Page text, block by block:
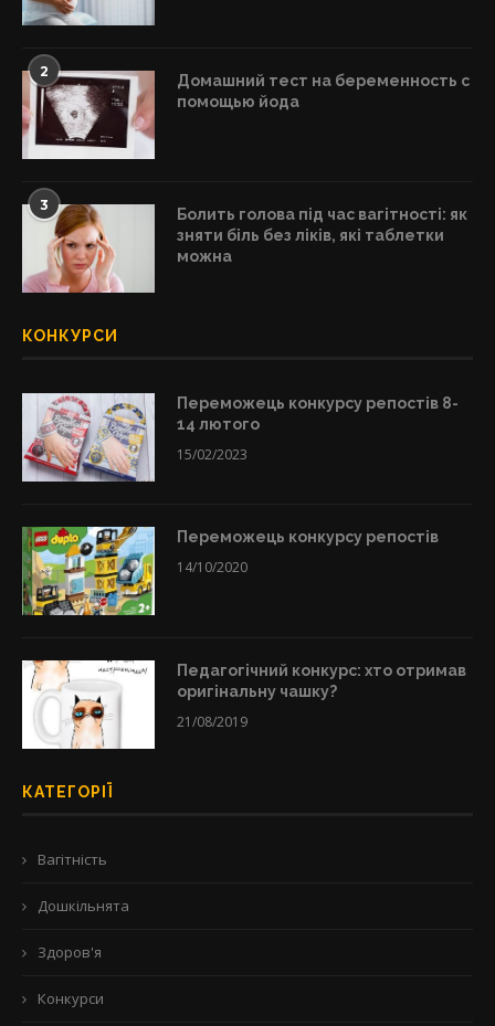
2
Домашний тест на беременность с
помощью йода
3
Болить голова під час вагітності: як
зняти біль без ліків, які таблетки
можна
КОНКУРСИ
Переможець конкурсу репостів 8-
14 лютого
15/02/2023
Переможець конкурсу репостів
14/10/2020
Педагогічний конкурс: хто отримав
оригінальну чашку?
21/08/2019
КАТЕГОРІЇ
Вагітність
Дошкільнята
Здоров'я
Конкурси